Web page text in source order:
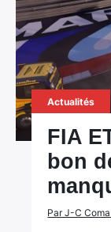
Actualités
FIA
bon
Par J-C
Rechercher
: